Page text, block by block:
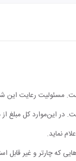
مسئولیت رعایت این
است. در این‌موارد کل
نماید.
که چارتر و غیر قابل